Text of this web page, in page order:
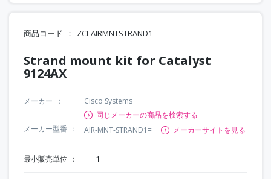
商品コード ZCI-AIRMNTSTRAND1-
Strand mount kit for Catalyst
9124AX
メーカー
Cisco Systems
同じメーカーの商品を検索する
メーカー型番
AIR-MNT-STRAND1= メーカーサイトを見る
最小販売単位 1